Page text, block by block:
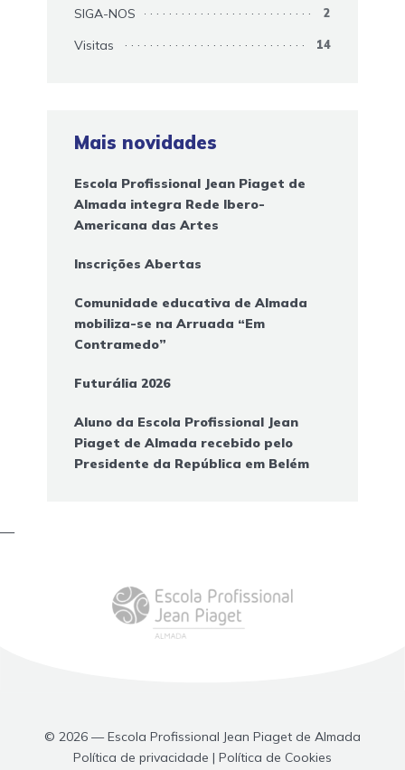
SIGA-NOS 2
Visitas 14
Mais novidades
Escola Profissional Jean Piaget de
Almada integra Rede Ibero-
Americana das Artes
Inscrições Abertas
Comunidade educativa de Almada
mobiliza-se na Arruada “Em
Contramedo”
Futurália 2026
Aluno da Escola Profissional Jean
Piaget de Almada recebido pelo
Presidente da República em Belém
—
© 2026 — Escola Profissional Jean Piaget de Almada
Política de privacidade | Política de Cookies